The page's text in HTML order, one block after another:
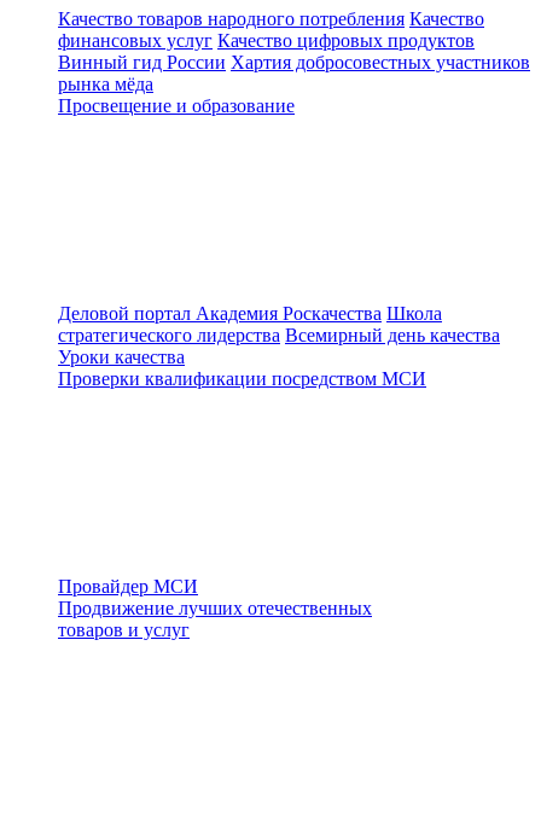
Качество товаров народного потребления Качество
финансовых услуг Качество цифровых продуктов
Винный гид России Хартия добросовестных участников
рынка мёда
Просвещение и образование
Деловой портал Академия Роскачества Школа
стратегического лидерства Всемирный день качества
Уроки качества
Проверки квалификации посредством МСИ
Провайдер МСИ
Продвижение лучших отечественных
товаров и услуг